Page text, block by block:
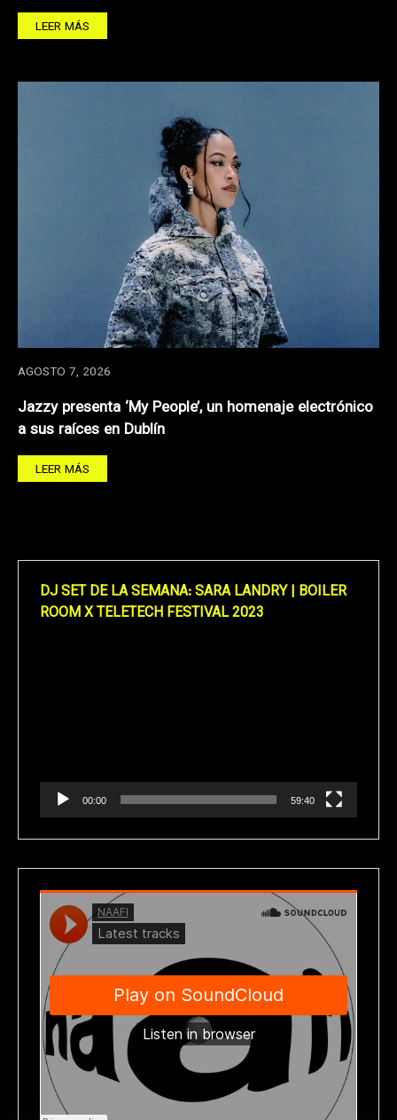
LEER MÁS
AGOSTO 7, 2026
Jazzy presenta ‘My People’, un homenaje electrónico
a sus raíces en Dublín
LEER MÁS
DJ SET DE LA SEMANA: SARA LANDRY | BOILER
ROOM X TELETECH FESTIVAL 2023
00:00 59:40